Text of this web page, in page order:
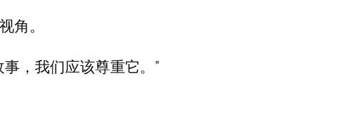
角。
，我们应该尊重它。”